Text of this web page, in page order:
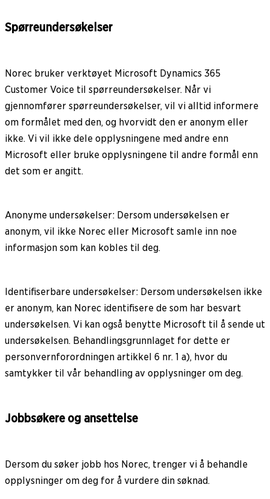
Spørreundersøkelser
Norec bruker verktøyet Microsoft Dynamics 365
Customer Voice til spørreundersøkelser. Når vi
gjennomfører spørreundersøkelser, vil vi alltid informere
om formålet med den, og hvorvidt den er anonym eller
ikke. Vi vil ikke dele opplysningene med andre enn
Microsoft eller bruke opplysningene til andre formål enn
det som er angitt.
Anonyme undersøkelser: Dersom undersøkelsen er
anonym, vil ikke Norec eller Microsoft samle inn noe
informasjon som kan kobles til deg.
Identifiserbare undersøkelser: Dersom undersøkelsen ikke
er anonym, kan Norec identifisere de som har besvart
undersøkelsen. Vi kan også benytte Microsoft til å sende ut
undersøkelsen. Behandlingsgrunnlaget for dette er
personvernforordningen artikkel 6 nr. 1 a), hvor du
samtykker til vår behandling av opplysninger om deg.
Jobbsøkere og ansettelse
Dersom du søker jobb hos Norec, trenger vi å behandle
opplysninger om deg for å vurdere din søknad.